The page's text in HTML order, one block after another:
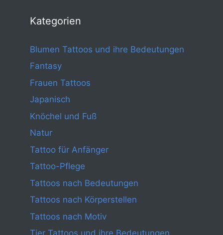
Kategorien
Blumen Tattoos und ihre Bedeutungen
Fantasy
Frauen Tattoos
Japanisch
Knöchel und Fuß
Natur
Tattoo für Anfänger
Tattoo-Pflege
Tattoos nach Bedeutungen
Tattoos nach Körperstellen
Tattoos nach Motiv
Tier Tattoos und ihre Bedeutungen